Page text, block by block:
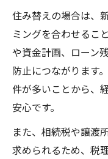
住み替えの場合は、
ミングを合わせるこ
や資金計画、ローン
防止につながります
件が多いことから、
安心です。
また、相続税や譲渡
求められるため、税